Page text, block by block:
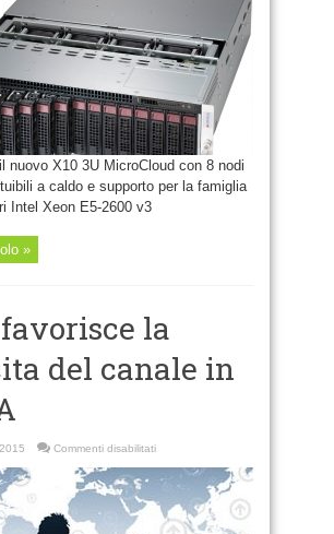
3U
MicroCloud
nuovo X10 3U MicroCloud con 8 nodi
a caldo e supporto per la famiglia
Intel Xeon E5-2600 v3
»
la
del canale in
Commenti disabilitatisu
favorisce
la
del
canale